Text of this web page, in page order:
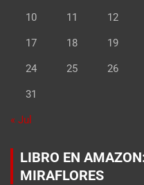
10 11 12
17 18 19
24 25 26
31
« Jul
LIBRO EN
MIRAFLORES